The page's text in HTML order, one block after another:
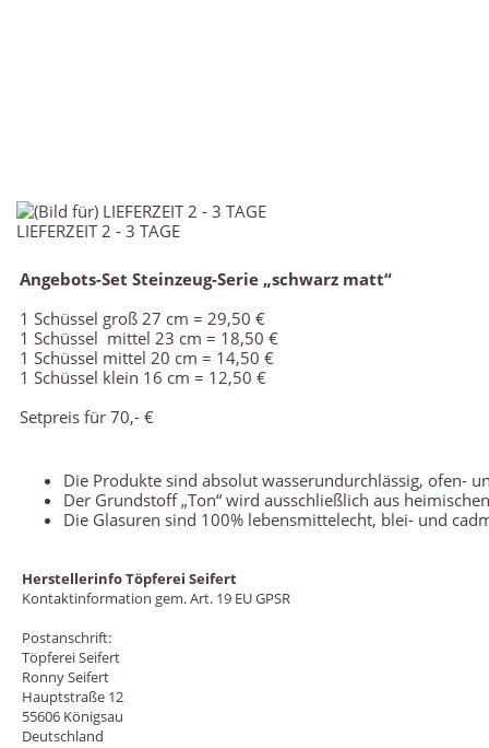
LIEFERZEIT 2 - 3 TAGE
Angebots-Set Steinzeug-Serie „schwarz matt“
1 Schüssel groß 27 cm = 29,50 €
1 Schüssel mittel 23 cm = 18,50 €
1 Schüssel mittel 20 cm = 14,50 €
1 Schüssel klein 16 cm = 12,50 €
Setpreis für 70,- €
Die Produkte sind absolut wasserundurchlässig, ofen-
Der Grundstoff „Ton“ wird ausschließlich aus
Die Glasuren sind 100% lebensmittelecht, blei- und
Herstellerinfo Töpferei Seifert
Kontaktinformation gem. Art. 19 EU GPSR
Postanschrift:
Töpferei Seifert
Ronny Seifert
Hauptstraße 12
55606 Königsau
Deutschland